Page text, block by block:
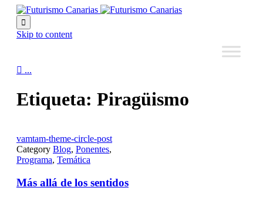

Skip to content
 ...
Etiqueta: Piragüismo
vamtam-theme-circle-post
Category Blog, Ponentes,
Programa, Temática
Más allá de los sentidos